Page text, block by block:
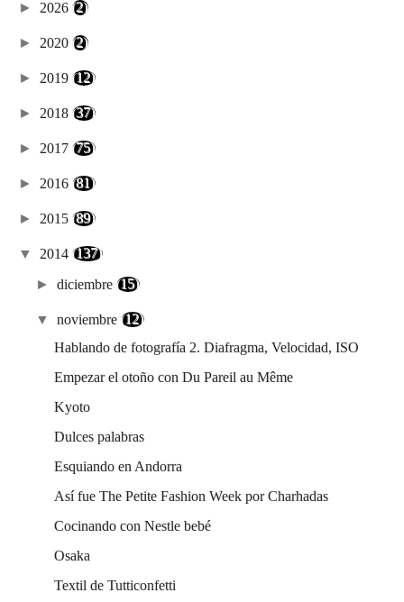
► 2026 (2)
► 2020 (2)
► 2019 (12)
► 2018 (37)
► 2017 (75)
► 2016 (81)
► 2015 (89)
▼ 2014 (137)
►diciembre (15)
▼noviembre (12)
Hablando de fotografía 2. Diafragma, Velocidad, ISO
Empezar el otoño con Du Pareil au Même
Kyoto
Dulces palabras
Esquiando en Andorra
Así fue The Petite Fashion Week por Charhadas
Cocinando con Nestle bebé
Osaka
Textil de Tutticonfetti